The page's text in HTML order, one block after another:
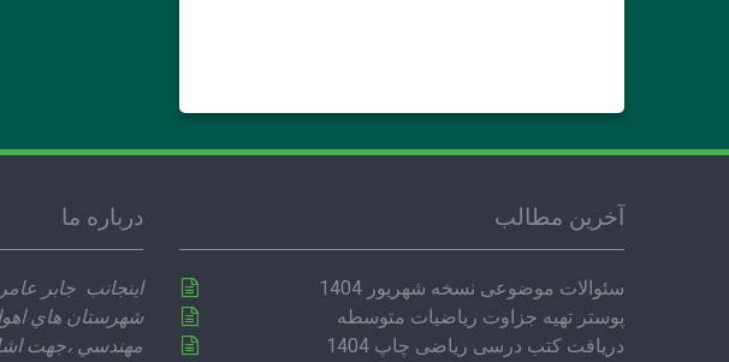
درباره ما
اينجانب جابر
شهرستان هاي
مهندسي ،‌جهت
آخرین مطالب
سئوالات موضوعی نسخه شهریور 1404
پوستر تهیه جزاوت ریاضیات متوسطه
دریافت کتب درسی ریاضی چاپ 1404